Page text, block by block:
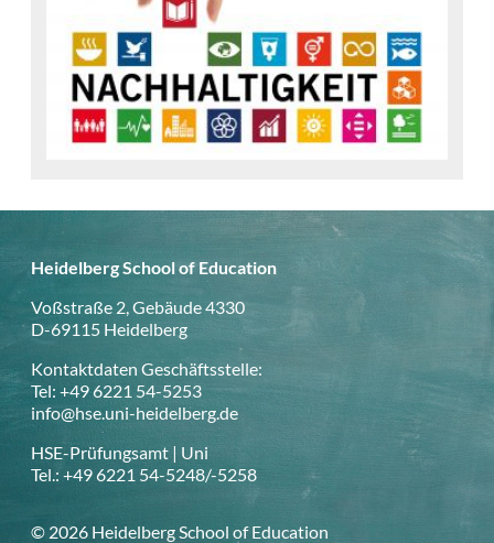
Heidelberg School of Education
Voßstraße 2, Gebäude 4330
D-69115 Heidelberg
Kontaktdaten Geschäftsstelle:
Tel: +49 6221 54-5253
info@hse.uni-heidelberg.de
HSE-Prüfungsamt | Uni
Tel.: +49 6221 54-5248/-5258
© 2026 Heidelberg School of Education